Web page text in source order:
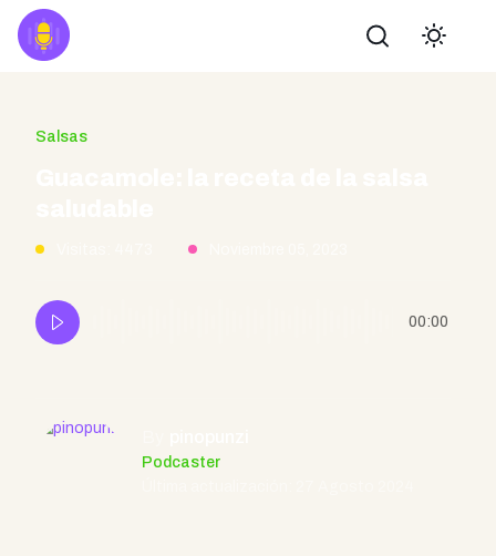
Buscar
Salsas
00:00
Podcaster